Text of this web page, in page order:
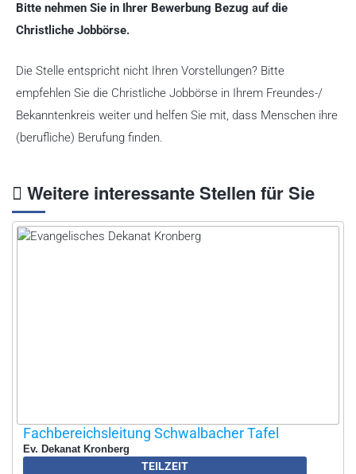
Bitte nehmen Sie in Ihrer Bewerbung Bezug auf die
Christliche Jobbörse.
Die Stelle entspricht nicht Ihren Vorstellungen? Bitte
empfehlen Sie die Christliche Jobbörse in Ihrem Freundes-/
Bekanntenkreis weiter und helfen Sie mit, dass Menschen ihre
(berufliche) Berufung finden.
Weitere interessante Stellen für Sie
Fachbereichsleitung Schwalbacher Tafel
Ev. Dekanat Kronberg
TEILZEIT